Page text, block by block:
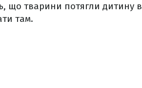
що тварини потягли дитину в
там.